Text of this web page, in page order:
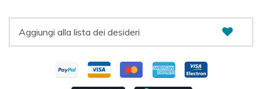
Aggiungi alla lista dei desideri